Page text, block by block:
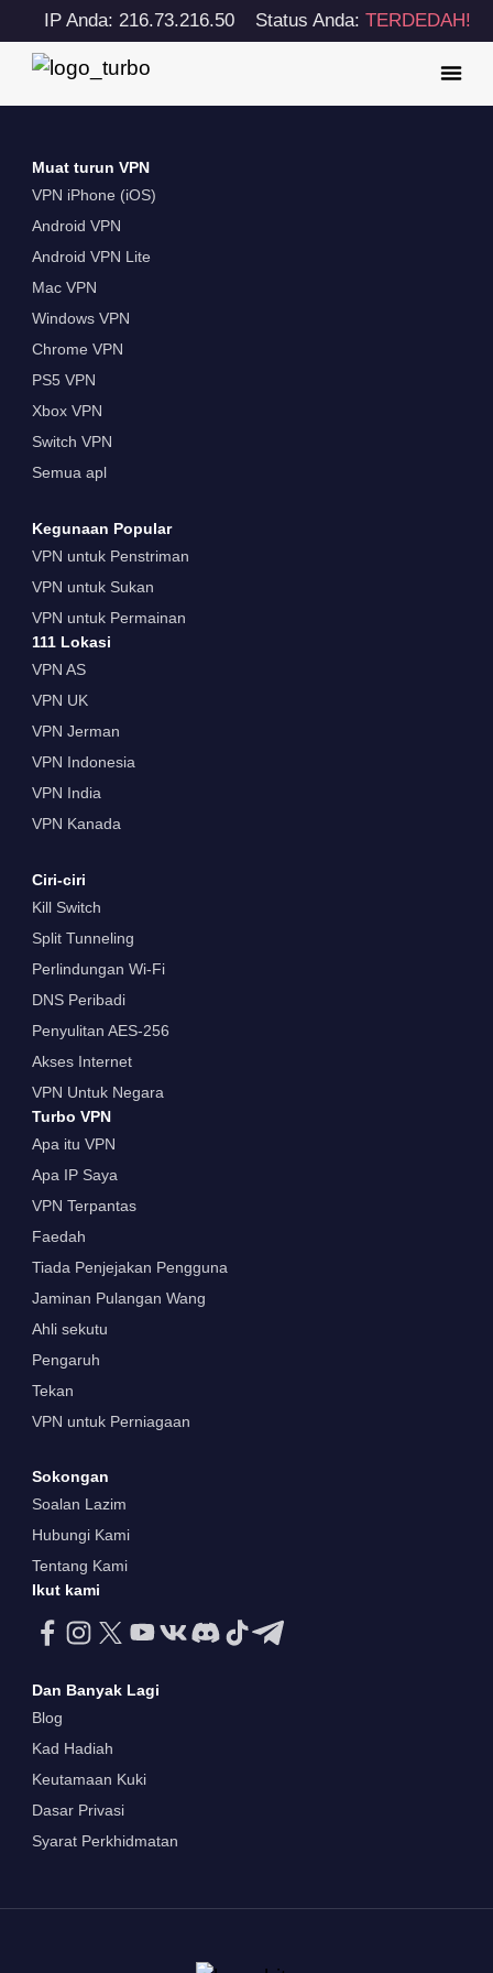
IP Anda: 216.73.216.50 Status Anda: TERDEDAH!
Muat turun VPN
VPN iPhone (iOS)
Android VPN
Android VPN Lite
Mac VPN
Windows VPN
Chrome VPN
PS5 VPN
Xbox VPN
Switch VPN
Semua apl
Kegunaan Popular
VPN untuk Penstriman
VPN untuk Sukan
VPN untuk Permainan
111 Lokasi
VPN AS
VPN UK
VPN Jerman
VPN Indonesia
VPN India
VPN Kanada
Ciri-ciri
Kill Switch
Split Tunneling
Perlindungan Wi-Fi
DNS Peribadi
Penyulitan AES-256
Akses Internet
VPN Untuk Negara
Turbo VPN
Apa itu VPN
Apa IP Saya
VPN Terpantas
Faedah
Tiada Penjejakan Pengguna
Jaminan Pulangan Wang
Ahli sekutu
Pengaruh
Tekan
VPN untuk Perniagaan
Sokongan
Soalan Lazim
Hubungi Kami
Tentang Kami
Ikut kami
Dan Banyak Lagi
Blog
Kad Hadiah
Keutamaan Kuki
Dasar Privasi
Syarat Perkhidmatan